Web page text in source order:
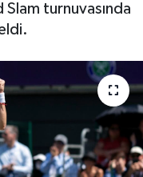
turnuvasında